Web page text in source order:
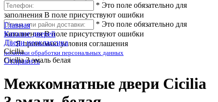
* Это поле обязательно для
заполнения В поле присутствуют ошибки
* Это поле обязательно для
заполнения В поле присутствуют ошибки
Я принимаю условия соглашения
политики обработки персональных данных
Отправить
Главная
Каталог дверей
Двери неоклассика
Cicilia
Cicilia 3 эмаль белая
Межкомнатные двери Cicilia